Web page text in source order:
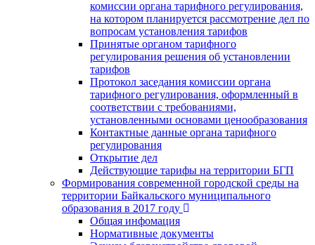
комиссии органа тарифного регулирования,
на котором планируется рассмотрение дел по
вопросам установления тарифов
Принятые органом тарифного
регулирования решения об установлении
тарифов
Протокол заседания комиссии органа
тарифного регулирования, оформленный в
соответствии с требованиями,
установленными основами ценообразования
Контактные данные органа тарифного
регулирования
Открытие дел
Действующие тарифы на территории БГП
Формирования современной городской среды на
территории Байкальского муниципального
образования в 2017 году
Общая инфомация
Нормативные документы